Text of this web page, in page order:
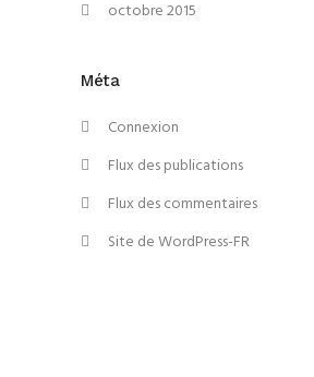
octobre 2015
Méta
Connexion
Flux des publications
Flux des commentaires
Site de WordPress-FR